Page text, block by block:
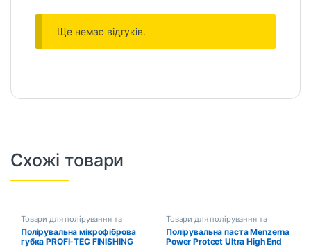
Ще немає відгуків.
Схожі товари
Товари для полірування та
детейлінгу
Полірувальна мікрофіброва
губка PROFI-TEC FINISHING
Товари для полірування та
детейлінгу
Полірувальна паста Menzerna
Power Protect Ultra High End